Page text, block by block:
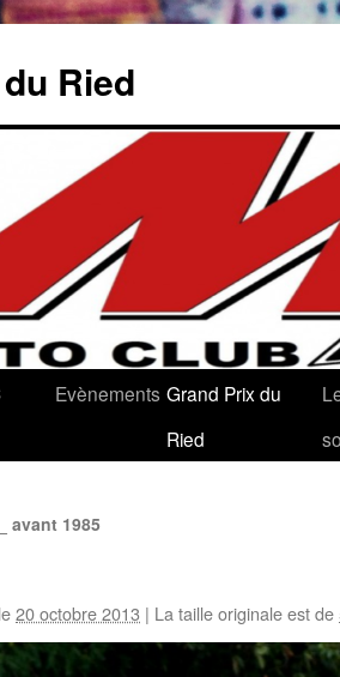
Ried
Evènements Grand Prix du
Ried
avant 1985
20 octobre 2013 | La taille originale est de